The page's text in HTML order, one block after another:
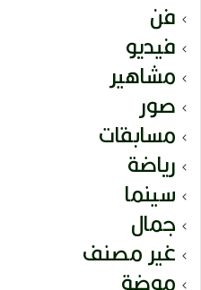
فن
فيديو
مشاهير
صور
مسابقات
رياضة
سينما
جمال
غير مصنف
موضة